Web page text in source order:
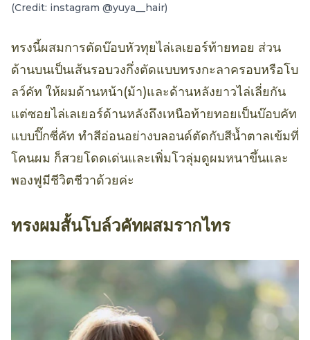
(Credit: instagram @yuya__hair)
ทรงนี้ผสมการตัดบ๊อบหัวทุยไล่เลเยอร์ท้ายทอย ส่วน
ด้านบนเป็นเส้นรอบวงกึ่งตัดแบบทรงกะลาครอบหรือโบ
ลว์คัท ให้ผมด้านหน้า(ม้า)และด้านหลังยาวไล่เลี่ยกัน
แต่ซอยไล่เลเยอร์ด้านหลังถึงเหนือท้ายทอยเป็นบ๊อบคัท
แบบปิ๊กซี่คัท ทำสีอ่อนอย่างบลอนด์ตัดกับสีน้ำตาลเข้มที่
โคนผม ก็สวยโดดเด่นและเพิ่มโวลุ่มดูผมหนาขึ้นและ
พองฟูมีชีวิตชีวาด้วยค่ะ
ทรงผมสั้นโบล์วคัทผสมรากไทร